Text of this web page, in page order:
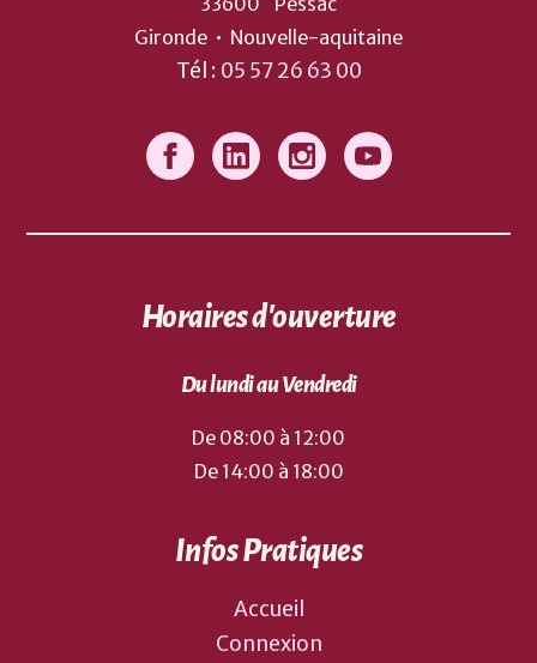
Gironde • Nouvelle-aquitaine
Tél : 05 57 26 63 00
Horaires d'ouverture
Du lundi au Vendredi
De 08:00 à 12:00
De 14:00 à 18:00
Infos Pratiques
Accueil
Connexion